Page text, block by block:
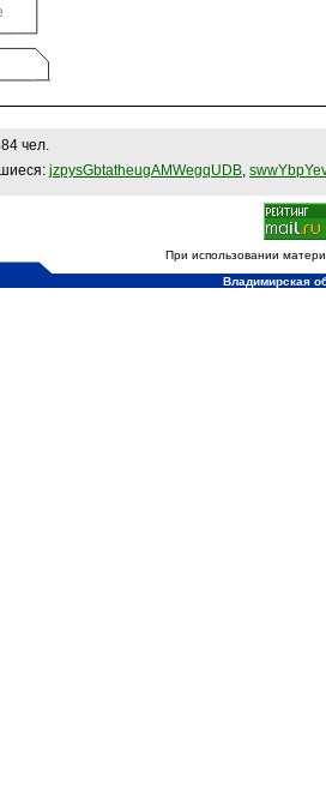
чел.
jzpysGbtatheugAMWegqUDB,
При использовании
Владимирская